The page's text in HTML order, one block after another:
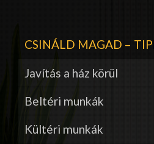
CSINÁLD MAGAD –
Javítás a ház körül
Beltéri munkák
Kültéri munkák